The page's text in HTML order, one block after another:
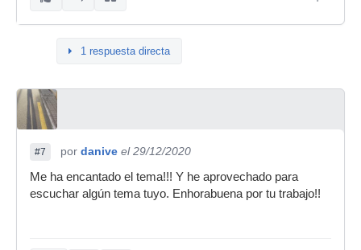
1 respuesta directa
#7 por danive el 29/12/2020
Me ha encantado el tema!!! Y he aprovechado para
escuchar algún tema tuyo. Enhorabuena por tu trabajo!!